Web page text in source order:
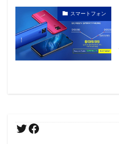
スマートフォン